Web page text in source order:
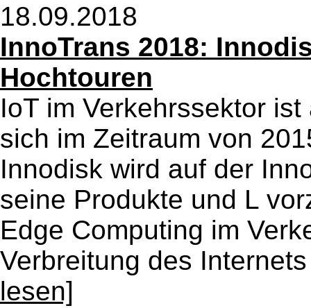
18.09.2018
InnoTrans 2018:
Hochtouren
IoT im Verkehrssektor
sich im Zeitraum von
Innodisk wird auf der
seine Produkte und L
Edge Computing im
Verbreitung des
lesen]